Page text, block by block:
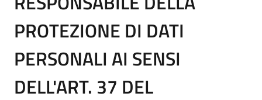
PROTEZIONE DI DATI
PERSONALI AI SENSI
DELL'ART. 37 DEL